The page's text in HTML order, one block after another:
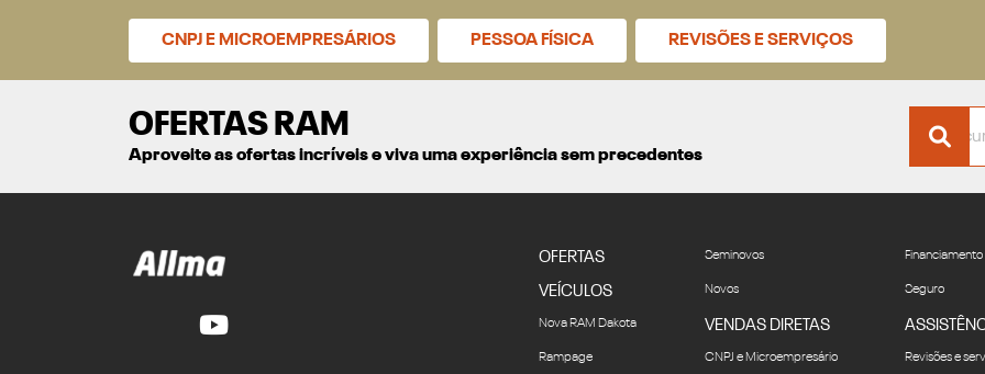
CNPJ E MICROEMPRESÁRIOS PESSOA FÍSICA REVISÕES E SERVIÇOS
OFERTAS RAM
Aproveite as ofertas incríveis e viva uma experiência sem precedentes
OFERTAS
VEÍCULOS
Nova RAM Dakota
Rampage
Seminovos
Novos
VENDAS DIRETAS
CNPJ e Microempresário
Financiamento
Seguro
Revisões e